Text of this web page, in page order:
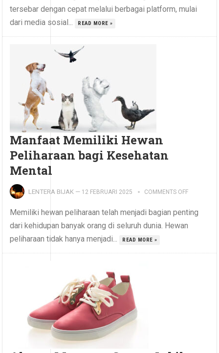
tersebar dengan cepat melalui berbagai platform, mulai
dari media sosial...
READ MORE »
Manfaat Memiliki Hewan
Peliharaan bagi Kesehatan
Mental
LENTERA BIJAK — 12 FEBRUARI 2025 COMMENTS OFF
Memiliki hewan peliharaan telah menjadi bagian penting
dari kehidupan banyak orang di seluruh dunia. Hewan
peliharaan tidak hanya menjadi...
READ MORE »